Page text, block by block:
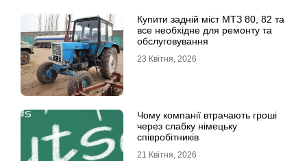
Купити задній міст МТЗ 80, 82 та
все необхідне для ремонту та
обслуговування
23 Квітня, 2026
Чому компанії втрачають гроші
через слабку німецьку
співробітників
21 Квітня, 2026